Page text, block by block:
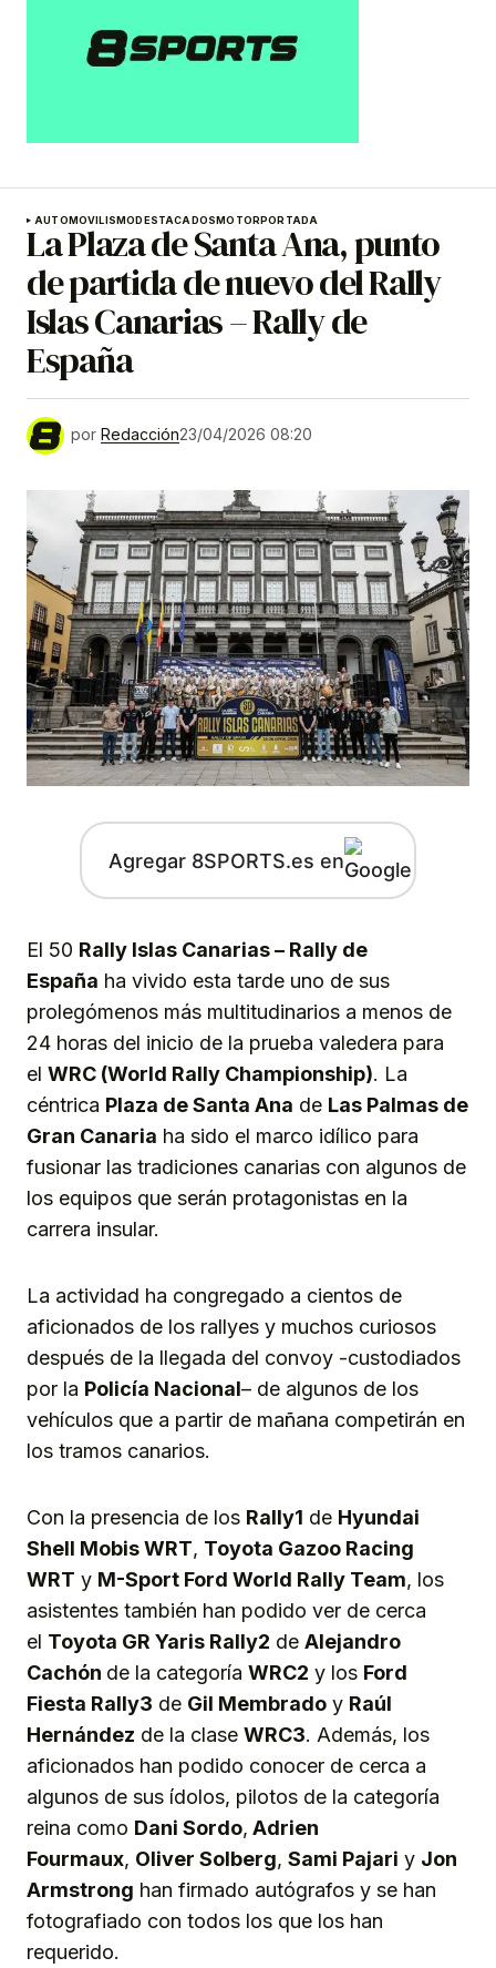
AUTOMOVILISMO DESTACADOS MOTOR PORTADA
La Plaza de Santa Ana, punto
de partida de nuevo del Rally
Islas Canarias – Rally de
España
por Redacción23/04/2026 08:20
Agregar 8SPORTS.es en
El 50 Rally Islas Canarias – Rally de
España ha vivido esta tarde uno de sus
prolegómenos más multitudinarios a menos de
24 horas del inicio de la prueba valedera para
el WRC (World Rally Championship). La
céntrica Plaza de Santa Ana de Las Palmas de
Gran Canaria ha sido el marco idílico para
fusionar las tradiciones canarias con algunos de
los equipos que serán protagonistas en la
carrera insular.
La actividad ha congregado a cientos de
aficionados de los rallyes y muchos curiosos
después de la llegada del convoy -custodiados
por la Policía Nacional– de algunos de los
vehículos que a partir de mañana competirán en
los tramos canarios.
Con la presencia de los Rally1 de Hyundai
Shell Mobis WRT, Toyota Gazoo Racing
WRT y M-Sport Ford World Rally Team, los
asistentes también han podido ver de cerca
el Toyota GR Yaris Rally2 de Alejandro
Cachón de la categoría WRC2 y los Ford
Fiesta Rally3 de Gil Membrado y Raúl
Hernández de la clase WRC3. Además, los
aficionados han podido conocer de cerca a
algunos de sus ídolos, pilotos de la categoría
reina como Dani Sordo, Adrien
Fourmaux, Oliver Solberg, Sami Pajari y Jon
Armstrong han firmado autógrafos y se han
fotografiado con todos los que los han
requerido.